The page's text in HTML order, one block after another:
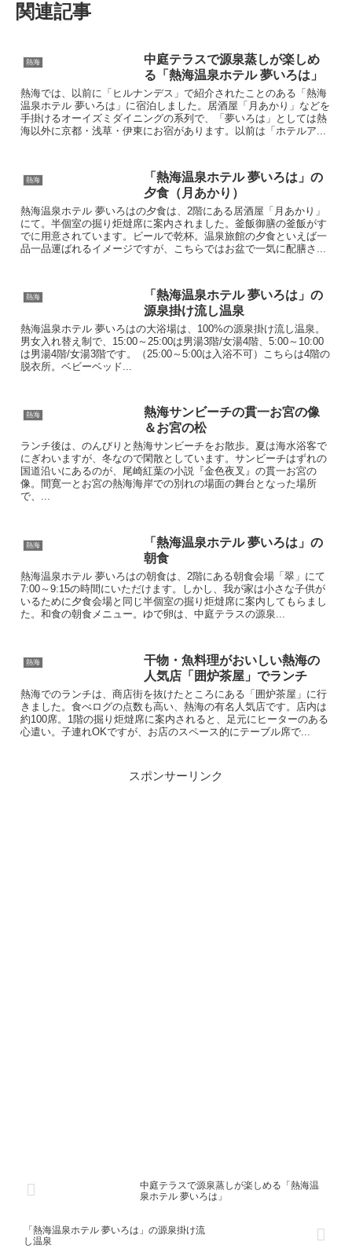
関連記事
熱海
中庭テラスで源泉蒸しが楽しめ
る「熱海温泉ホテル 夢いろは」
熱海では、以前に「ヒルナンデス」で紹介されたことのある「熱海
温泉ホテル 夢いろは」に宿泊しました。居酒屋「月あかり」などを
手掛けるオーイズミダイニングの系列で、「夢いろは」としては熱
海以外に京都・浅草・伊東にお宿があります。以前は「ホテルア...
熱海
「熱海温泉ホテル 夢いろは」の
夕食（月あかり）
熱海温泉ホテル 夢いろはの夕食は、2階にある居酒屋「月あかり」
にて。半個室の掘り炬燵席に案内されました。釜飯御膳の釜飯がす
でに用意されています。ビールで乾杯。温泉旅館の夕食といえば一
品一品運ばれるイメージですが、こちらではお盆で一気に配膳さ...
熱海
「熱海温泉ホテル 夢いろは」の
源泉掛け流し温泉
熱海温泉ホテル 夢いろはの大浴場は、100%の源泉掛け流し温泉。
男女入れ替え制で、15:00～25:00は男湯3階/女湯4階、5:00～10:00
は男湯4階/女湯3階です。（25:00～5:00は入浴不可）こちらは4階の
脱衣所。ベビーベッド...
熱海
熱海サンビーチの貫一お宮の像
＆お宮の松
ランチ後は、のんびりと熱海サンビーチをお散歩。夏は海水浴客で
にぎわいますが、冬なので閑散としています。サンビーチはずれの
国道沿いにあるのが、尾崎紅葉の小説『金色夜叉』の貫一お宮の
像。間寛一とお宮の熱海海岸での別れの場面の舞台となった場所
で、...
熱海
「熱海温泉ホテル 夢いろは」の
朝食
熱海温泉ホテル 夢いろはの朝食は、2階にある朝食会場「翠」にて
7:00～9:15の時間にいただけます。しかし、我が家は小さな子供が
いるために夕食会場と同じ半個室の掘り炬燵席に案内してもらまし
た。和食の朝食メニュー。ゆで卵は、中庭テラスの源泉...
熱海
干物・魚料理がおいしい熱海の
人気店「囲炉茶屋」でランチ
熱海でのランチは、商店街を抜けたところにある「囲炉茶屋」に行
きました。食べログの点数も高い、熱海の有名人気店です。店内は
約100席。1階の掘り炬燵席に案内されると、足元にヒーターのある
心遣い。子連れOKですが、お店のスペース的にテーブル席で...
スポンサーリンク
中庭テラスで源泉蒸しが楽しめる「熱海温
泉ホテル 夢いろは」
「熱海温泉ホテル 夢いろは」の源泉掛け流
し温泉